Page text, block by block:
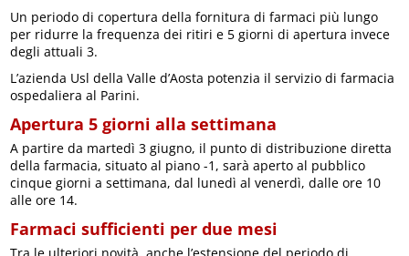
Un periodo di copertura della fornitura di farmaci più lungo
per ridurre la frequenza dei ritiri e 5 giorni di apertura invece
degli attuali 3.
L’azienda Usl della Valle d’Aosta potenzia il servizio di farmacia
ospedaliera al Parini.
Apertura 5 giorni alla settimana
A partire da martedì 3 giugno, il punto di distribuzione diretta
della farmacia, situato al piano -1, sarà aperto al pubblico
cinque giorni a settimana, dal lunedì al venerdì, dalle ore 10
alle ore 14.
Farmaci sufficienti per due mesi